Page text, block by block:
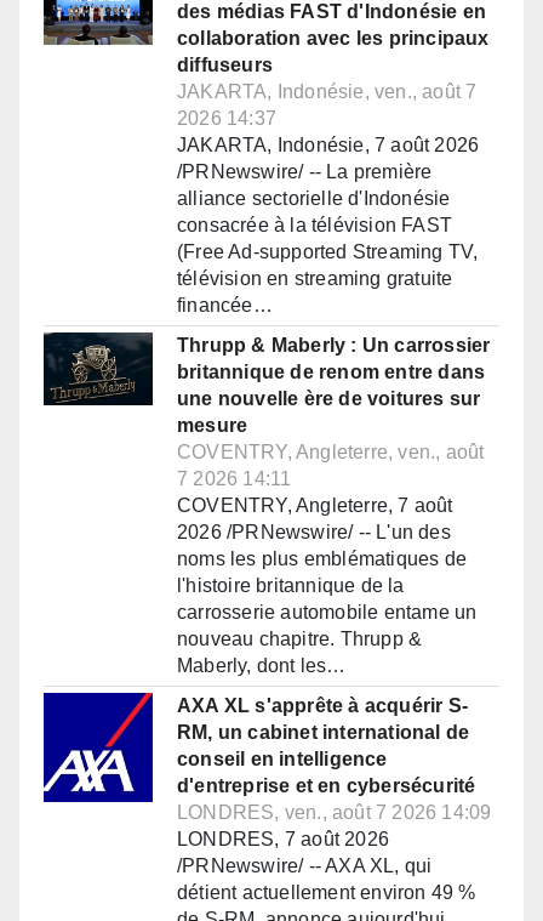
des médias FAST d'Indonésie en
collaboration avec les principaux
diffuseurs
JAKARTA, Indonésie, ven., août 7
2026 14:37
JAKARTA, Indonésie, 7 août 2026
/PRNewswire/ -- La première
alliance sectorielle d'Indonésie
consacrée à la télévision FAST
(Free Ad-supported Streaming TV,
télévision en streaming gratuite
financée…
Thrupp & Maberly : Un carrossier
britannique de renom entre dans
une nouvelle ère de voitures sur
mesure
COVENTRY, Angleterre, ven., août
7 2026 14:11
COVENTRY, Angleterre, 7 août
2026 /PRNewswire/ -- L'un des
noms les plus emblématiques de
l'histoire britannique de la
carrosserie automobile entame un
nouveau chapitre. Thrupp &
Maberly, dont les…
AXA XL s'apprête à acquérir S-
RM, un cabinet international de
conseil en intelligence
d'entreprise et en cybersécurité
LONDRES, ven., août 7 2026 14:09
LONDRES, 7 août 2026
/PRNewswire/ -- AXA XL, qui
détient actuellement environ 49 %